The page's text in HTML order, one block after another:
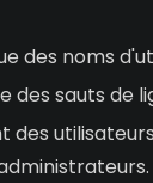
des noms
des sauts de